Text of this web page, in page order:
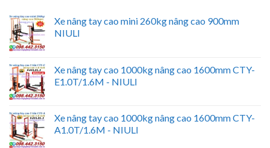
Xe nâng tay cao mini 260kg nâng cao 900mm
NIULI
Xe nâng tay cao 1000kg nâng cao 1600mm CTY-
E1.0T/1.6M - NIULI
Xe nâng tay cao 1000kg nâng cao 1600mm CTY-
A1.0T/1.6M - NIULI